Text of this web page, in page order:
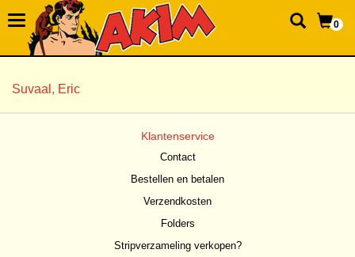
0
Suvaal, Eric
Klantenservice
Contact
Bestellen en betalen
Verzendkosten
Folders
Stripverzameling verkopen?